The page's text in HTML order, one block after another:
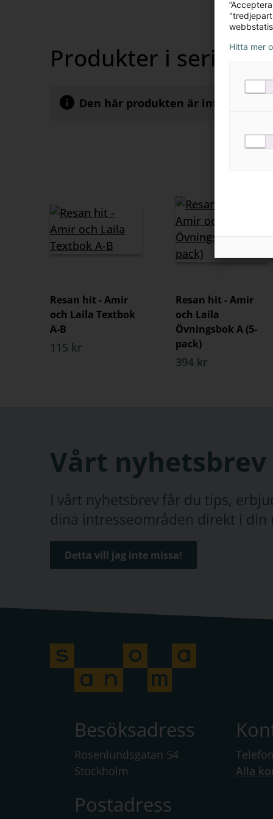
innehåll
Produkter i serien
Den här produkten är inte
Resan hit - Amir
och Laila Textbok
A-B
115 kr
Resan hit - Amir
och Laila
Övningsbok A (5-
pack)
394 kr
Vårt nyhetsbrev
I vårt nyhetsbrev får du tips,
dina intresseområden direkt i din
Detta vill jag inte missa!
Besöksadress
Rosenlundsgatan 54
Stockholm
Postadress
Alla
Hitta mer